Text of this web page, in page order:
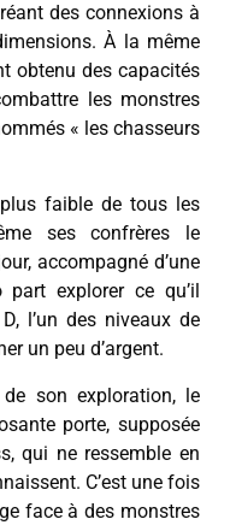
des connexions à
À la même
obtenu des capacités
les monstres
« les chasseurs
faible de tous les
ses confrères le
accompagné d’une
part explorer ce qu’il
l’un des niveaux de
un peu d’argent.
son exploration, le
porte, supposée
qui ne ressemble en
C’est une fois
face à des monstres